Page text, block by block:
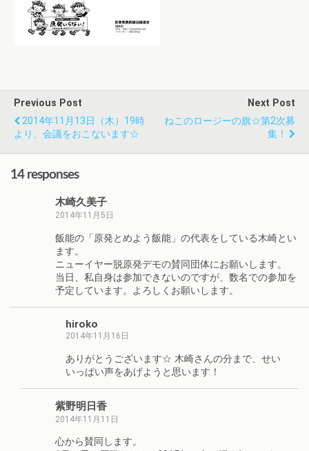
Previous Post
2014年11月13日（木）19時
より、会議をおこないます☆
Next Post
ねこのロージーの旗☆第2次募
集！
14 responses
木崎久美子
2014年11月5日
飯能の「原発とめよう飯能」の代表をしている木崎とい
ます。
ニューイヤー脱原発デモの賛同団体にお願いします。
当日、私自身は参加できないのですが、数名での参加を
予定しています。よろしくお願いします。
hiroko
2014年11月16日
ありがとうございます☆ 木崎さんの分まで、せい
いっぱい声をあげようと思います！
紫野明日香
2014年11月11日
心から賛同します。